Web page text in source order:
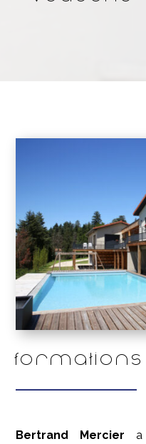
Formations
Bertrand Mercier a